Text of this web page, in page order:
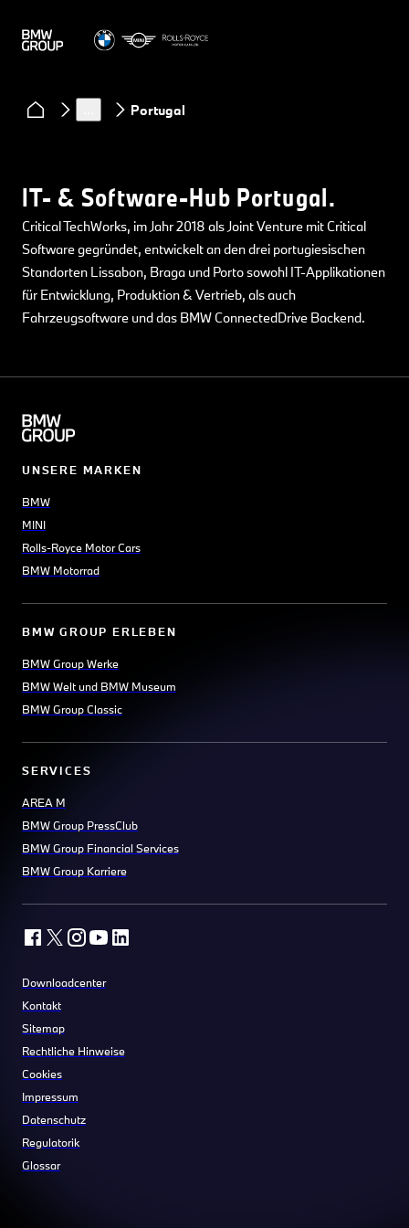
Innovation
Innovationsnetzwerk
Tech Offices & IT- und Software-Hubs
Portugal
IT- & Software-Hub Portugal.
Critical TechWorks, im Jahr 2018 als Joint Venture mit Critical
Software gegründet, entwickelt an den drei portugiesischen
Standorten Lissabon, Braga und Porto sowohl IT-Applikationen
für Entwicklung, Produktion & Vertrieb, als auch
Fahrzeugsoftware und das BMW ConnectedDrive Backend.
UNSERE MARKEN
BMW
MINI
Rolls-Royce Motor Cars
BMW Motorrad
BMW GROUP ERLEBEN
BMW Group Werke
BMW Welt und BMW Museum
BMW Group Classic
SERVICES
AREA M
BMW Group PressClub
BMW Group Financial Services
BMW Group Karriere
Downloadcenter
Kontakt
Sitemap
Rechtliche Hinweise
Cookies
Impressum
Datenschutz
Regulatorik
Glossar